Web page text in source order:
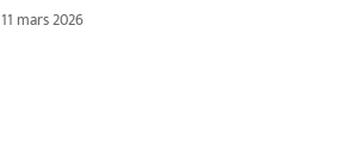
11 mars 2026